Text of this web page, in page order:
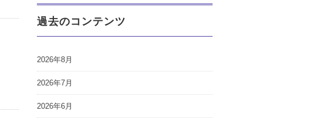
過去のコンテンツ
2026年8月
2026年7月
2026年6月